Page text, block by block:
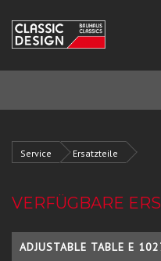
Service Ersatzteile
VERFÜGBARE
ADJUSTABLE TABLE E